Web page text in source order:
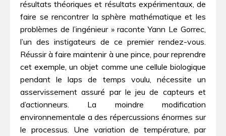
résultats théoriques et résultats expérimentaux, de
faire se rencontrer la sphère mathématique et les
problèmes de l’ingénieur » raconte Yann Le Gorrec,
l’un des instigateurs de ce premier rendez-vous.
Réussir à faire maintenir à une pince, pour reprendre
cet exemple, un objet comme une cellule biologique
pendant le laps de temps voulu, nécessite un
asservissement assuré par le jeu de capteurs et
d’actionneurs. La moindre modification
environnementale a des répercussions énormes sur
le processus. Une variation de température, par